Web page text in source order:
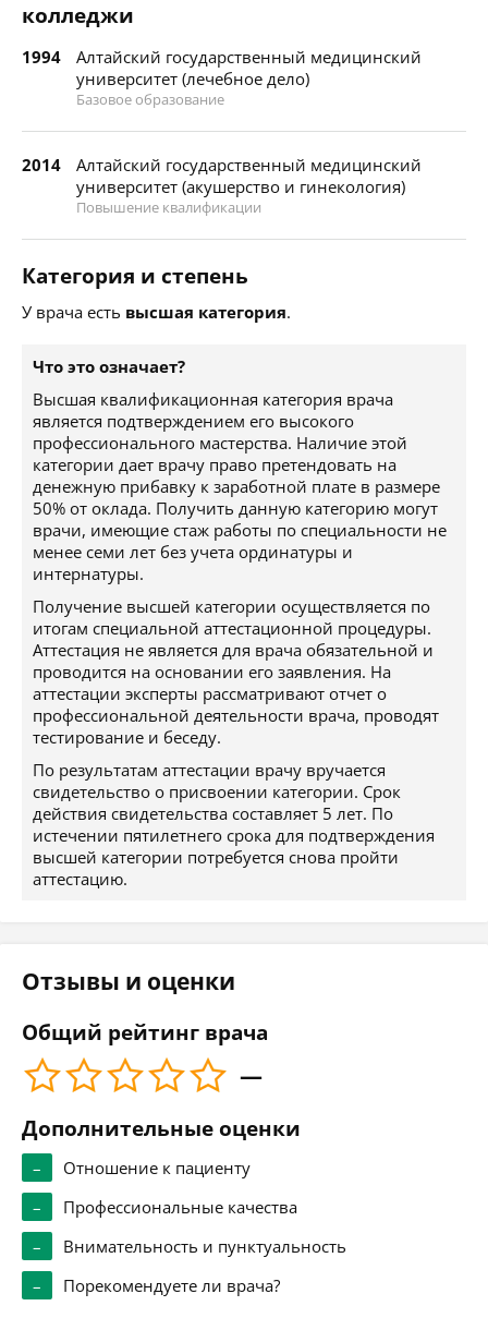
колледжи
1994
Алтайский государственный медицинский
университет (лечебное дело)
Базовое образование
2014
Алтайский государственный медицинский
университет (акушерство и гинекология)
Повышение квалификации
Категория и степень
У врача есть высшая категория.
Что это означает?
Высшая квалификационная категория врача
является подтверждением его высокого
профессионального мастерства. Наличие этой
категории дает врачу право претендовать на
денежную прибавку к заработной плате в размере
50% от оклада. Получить данную категорию могут
врачи, имеющие стаж работы по специальности не
менее семи лет без учета ординатуры и
интернатуры.
Получение высшей категории осуществляется по
итогам специальной аттестационной процедуры.
Аттестация не является для врача обязательной и
проводится на основании его заявления. На
аттестации эксперты рассматривают отчет о
профессиональной деятельности врача, проводят
тестирование и беседу.
По результатам аттестации врачу вручается
свидетельство о присвоении категории. Срок
действия свидетельства составляет 5 лет. По
истечении пятилетнего срока для подтверждения
высшей категории потребуется снова пройти
аттестацию.
Отзывы и оценки
Общий рейтинг врача
—
Дополнительные оценки
–
Отношение к пациенту
–
Профессиональные качества
–
Внимательность и пунктуальность
–
Порекомендуете ли врача?